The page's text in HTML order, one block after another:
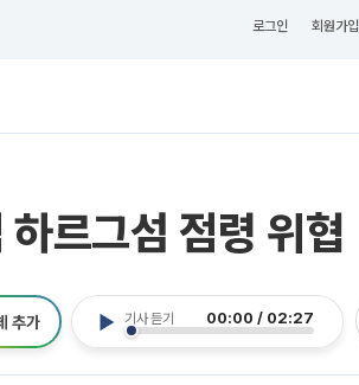
로그인 회원가입
르그섬 점령 위협
기사 듣기 00:00 / 02:27
추가